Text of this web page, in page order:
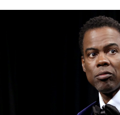
Miguel Toba
28 de marzo